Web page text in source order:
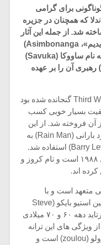
برای گرامی
که همچنان در جزیره
شد. از جمله این آثار
عبارتند از: اسیمبونانگا («او را ندیدیم»، Asimbonanga)
که توسط گروه آفریقای جنوب به نام ساووکا (Savuka)
که جونی کلِگ (Johnny Clegg) رهبری آن را بر عهده
این ترانه که در آلبوم Third World Child گنجانده شده بود
و موفقیت بسیار خوبی کسب
آن فروخته شد. از این
ترانه به عنوان موسیقی فیلم مرد بارانی (Rain Man) به
کارگردانی بری لوینسن (Barry Levinson) استفاده شد.
این فیلم آمریکایی محصول سال ۱۹۸۸ است و تام کروز و
اند.
متعهد است و با
صراحت از نلسون ماندلا و همچنین استیو بایکو (Steve
Biko) از مبارزان مشهور ضد آپارتاید دهه ۶۰ و ۷۰ میلادی
ویژگی های این ترانه
این است که عنوان آن به زبان زولو (zoulou) است و